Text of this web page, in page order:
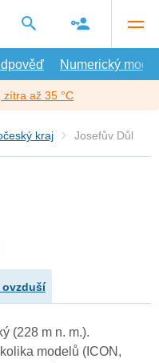
Numerický model
zítra až 35 °C
kraj Josefův Důl
ovzduší
(228 m n. m.).
modelů (ICON,